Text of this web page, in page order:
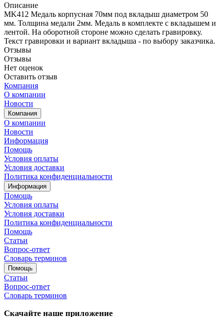
Описание
MK412 Медаль корпусная 70мм под вкладыш диаметром 50
мм. Толщина медали 2мм. Медаль в комплекте с вкладышем и
лентой. На оборотной стороне можно сделать гравировку.
Текст гравировки и вариант вкладыша - по выбору заказчика.
Отзывы
Отзывы
Нет оценок
Оставить отзыв
Компания
О компании
Новости
Компания
О компании
Новости
Информация
Помощь
Условия оплаты
Условия доставки
Политика конфиденциальности
Информация
Помощь
Условия оплаты
Условия доставки
Политика конфиденциальности
Помощь
Статьи
Вопрос-ответ
Словарь терминов
Помощь
Статьи
Вопрос-ответ
Словарь терминов
Скачайте наше приложение